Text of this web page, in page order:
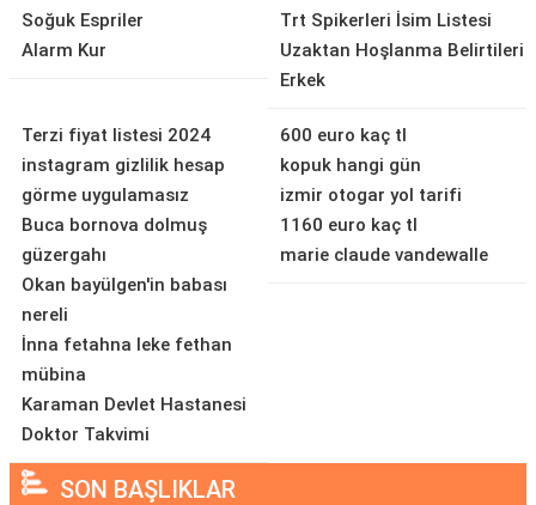
Soğuk Espriler
Alarm Kur
Trt Spikerleri İsim Listesi
Uzaktan Hoşlanma Belirtileri
Erkek
Terzi fiyat listesi 2024
instagram gizlilik hesap
görme uygulamasız
Buca bornova dolmuş
güzergahı
Okan bayülgen'in babası
nereli
İnna fetahna leke fethan
mübina
Karaman Devlet Hastanesi
Doktor Takvimi
600 euro kaç tl
kopuk hangi gün
izmir otogar yol tarifi
1160 euro kaç tl
marie claude vandewalle
SON BAŞLIKLAR